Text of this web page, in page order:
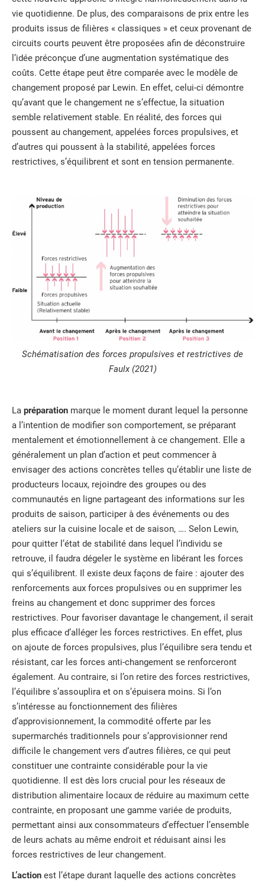
vie quotidienne. De plus, des comparaisons de prix entre les
produits issus de filières « classiques » et ceux provenant de
circuits courts peuvent être proposées afin de déconstruire
l’idée préconçue d’une augmentation systématique des
coûts. Cette étape peut être comparée avec le modèle de
changement proposé par Lewin. En effet, celui-ci démontre
qu’avant que le changement ne s’effectue, la situation
semble relativement stable. En réalité, des forces qui
poussent au changement, appelées forces propulsives, et
d’autres qui poussent à la stabilité, appelées forces
restrictives, s’équilibrent et sont en tension permanente.
Schématisation des forces propulsives et restrictives de
Faulx (2021)
La préparation marque le moment durant lequel la personne
a l’intention de modifier son comportement, se préparant
mentalement et émotionnellement à ce changement. Elle a
généralement un plan d’action et peut commencer à
envisager des actions concrètes telles qu’établir une liste de
producteurs locaux, rejoindre des groupes ou des
communautés en ligne partageant des informations sur les
produits de saison, participer à des événements ou des
ateliers sur la cuisine locale et de saison, …. Selon Lewin,
pour quitter l’état de stabilité dans lequel l’individu se
retrouve, il faudra dégeler le système en libérant les forces
qui s’équilibrent. Il existe deux façons de faire : ajouter des
renforcements aux forces propulsives ou en supprimer les
freins au changement et donc supprimer des forces
restrictives. Pour favoriser davantage le changement, il serait
plus efficace d’alléger les forces restrictives. En effet, plus
on ajoute de forces propulsives, plus l’équilibre sera tendu et
résistant, car les forces anti-changement se renforceront
également. Au contraire, si l’on retire des forces restrictives,
l’équilibre s’assouplira et on s’épuisera moins. Si l’on
s’intéresse au fonctionnement des filières
d’approvisionnement, la commodité offerte par les
supermarchés traditionnels pour s’approvisionner rend
difficile le changement vers d’autres filières, ce qui peut
constituer une contrainte considérable pour la vie
quotidienne. Il est dès lors crucial pour les réseaux de
distribution alimentaire locaux de réduire au maximum cette
contrainte, en proposant une gamme variée de produits,
permettant ainsi aux consommateurs d’effectuer l’ensemble
de leurs achats au même endroit et réduisant ainsi les
forces restrictives de leur changement.
L’action est l’étape durant laquelle des actions concrètes